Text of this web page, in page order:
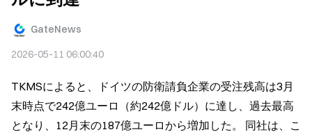
GateNews
2026-05-11 06:00:40
TKMSによると、ドイツの防衛請負企業の受注残高は3月
末時点で242億ユーロ（約242億ドル）に達し、過去最高
となり、12月末の187億ユーロから増加した。 同社は、こ